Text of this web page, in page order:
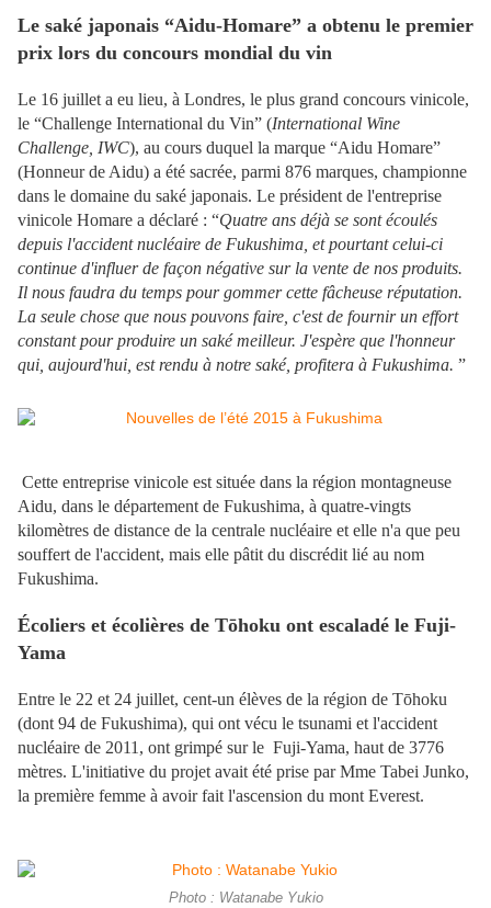
Le saké japonais “Aidu-Homare” a obtenu le premier
prix lors du concours mondial du vin
Le 16 juillet a eu lieu, à Londres, le plus grand concours vinicole,
le “Challenge International du Vin” (International Wine
Challenge, IWC), au cours duquel la marque “Aidu Homare”
(Honneur de Aidu) a été sacrée, parmi 876 marques, championne
dans le domaine du saké japonais. Le président de l'entreprise
vinicole Homare a déclaré : “Quatre ans déjà se sont écoulés
depuis l'accident nucléaire de Fukushima, et pourtant celui-ci
continue d'influer de façon négative sur la vente de nos produits.
Il nous faudra du temps pour gommer cette fâcheuse réputation.
La seule chose que nous pouvons faire, c'est de fournir un effort
constant pour produire un saké meilleur. J'espère que l'honneur
qui, aujourd'hui, est rendu à notre saké, profitera à Fukushima. ”
Cette entreprise vinicole est située dans la région montagneuse
Aidu, dans le département de Fukushima, à quatre-vingts
kilomètres de distance de la centrale nucléaire et elle n'a que peu
souffert de l'accident, mais elle pâtit du discrédit lié au nom
Fukushima.
Écoliers et écolières de Tōhoku ont escaladé le Fuji-
Yama
Entre le 22 et 24 juillet, cent-un élèves de la région de Tōhoku
(dont 94 de Fukushima), qui ont vécu le tsunami et l'accident
nucléaire de 2011, ont grimpé sur le Fuji-Yama, haut de 3776
mètres. L'initiative du projet avait été prise par Mme Tabei Junko,
la première femme à avoir fait l'ascension du mont Everest.
Photo : Watanabe Yukio